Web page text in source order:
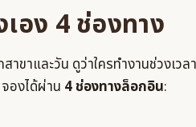
อง 4 ช่องทาง
ขาและวัน ดูว่าใครทำงานช่วงเว
องได้ผ่าน 4 ช่องทางล็อกอิน: